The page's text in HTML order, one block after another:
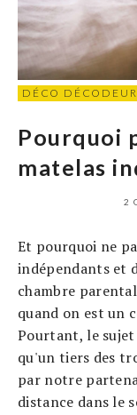
DÉCO DÉCODEUR
Pourquoi
matelas
2
Et pourquoi ne
indépendants et
chambre
quand on est un
Pourtant, le
qu'un tiers des
par notre
distance dans le